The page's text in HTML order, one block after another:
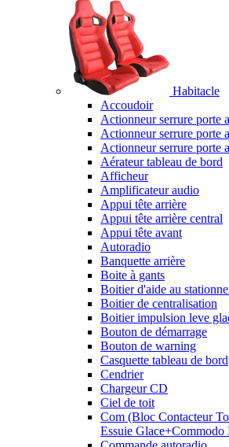
Habitacle
Accoudoir
Actionneur serrure porte
Actionneur serrure porte
Actionneur serrure porte
Aérateur tableau de bord
Afficheur
Amplificateur audio
Appui tête arrière
Appui tête arrière central
Appui tête avant
Autoradio
Banquette arrière
Boite à gants
Boitier d'aide au
Boitier de centralisation
Boitier impulsion leve
Bouton de démarrage
Bouton de warning
Casquette tableau de bord
Cendrier
Chargeur CD
Ciel de toit
Com (Bloc Contacteur
Essuie Glace+Commodo